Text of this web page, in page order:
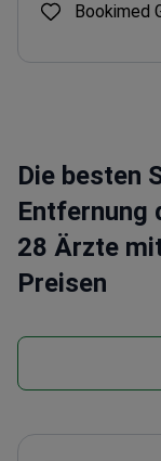
Bookimed
Die besten
Entfernung
28 Ärzte
Preisen